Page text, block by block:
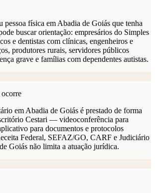
pessoa física em Abadia de Goiás que tenha
buscar orientação: empresários do Simples
e dentistas com clínicas, engenheiros e
produtores rurais, servidores públicos
grave e famílias com dependentes autistas.
em Abadia de Goiás é prestado de forma
Cestari — videoconferência para
para documentos e protocolos
Federal, SEFAZ/GO, CARF e Judiciário
Goiás não limita a atuação jurídica.